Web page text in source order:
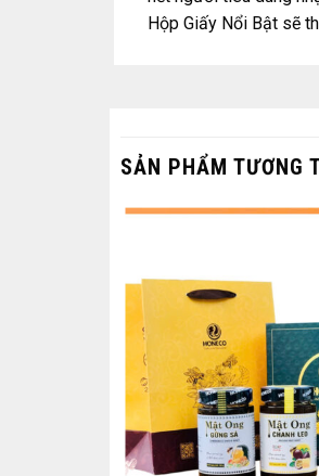
Hộp Giấy Nổi Bật sẽ
SẢN PHẨM TƯƠNG